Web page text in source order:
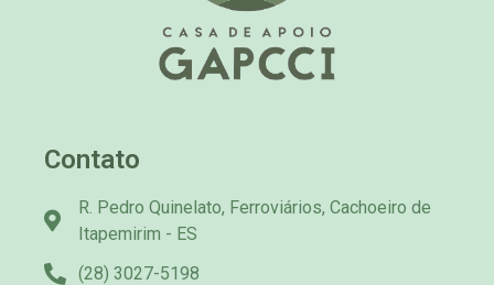
Contato
R. Pedro Quinelato, Ferroviários, Cachoeiro de
Itapemirim - ES
(28) 3027-5198